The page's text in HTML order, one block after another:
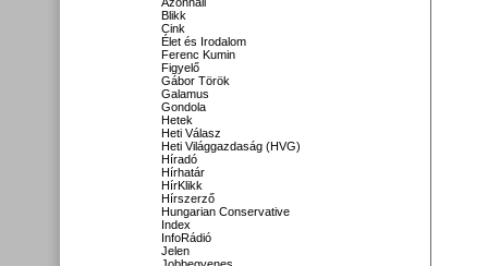
Blikk
Cink
Élet és Irodalom
Ferenc Kumin
Figyelő
Gábor Török
Galamus
Gondola
Hetek
Heti Válasz
Heti Világgazdaság (HVG)
Híradó
Hírhatár
HírKlikk
Hírszerző
Hungarian Conservative
Index
InfoRádió
Jelen